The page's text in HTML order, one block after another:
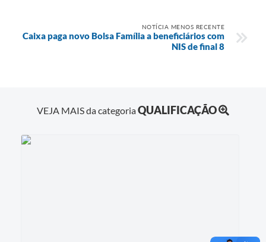
NOTÍCIA MENOS RECENTE
Caixa paga novo Bolsa Família a beneficiários com
NIS de final 8
VEJA MAIS da categoriaQUALIFICAÇÃO